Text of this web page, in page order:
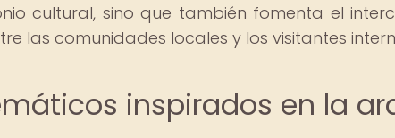
cultural, sino que también fomenta el
las comunidades locales y los visitantes
inspirados en la